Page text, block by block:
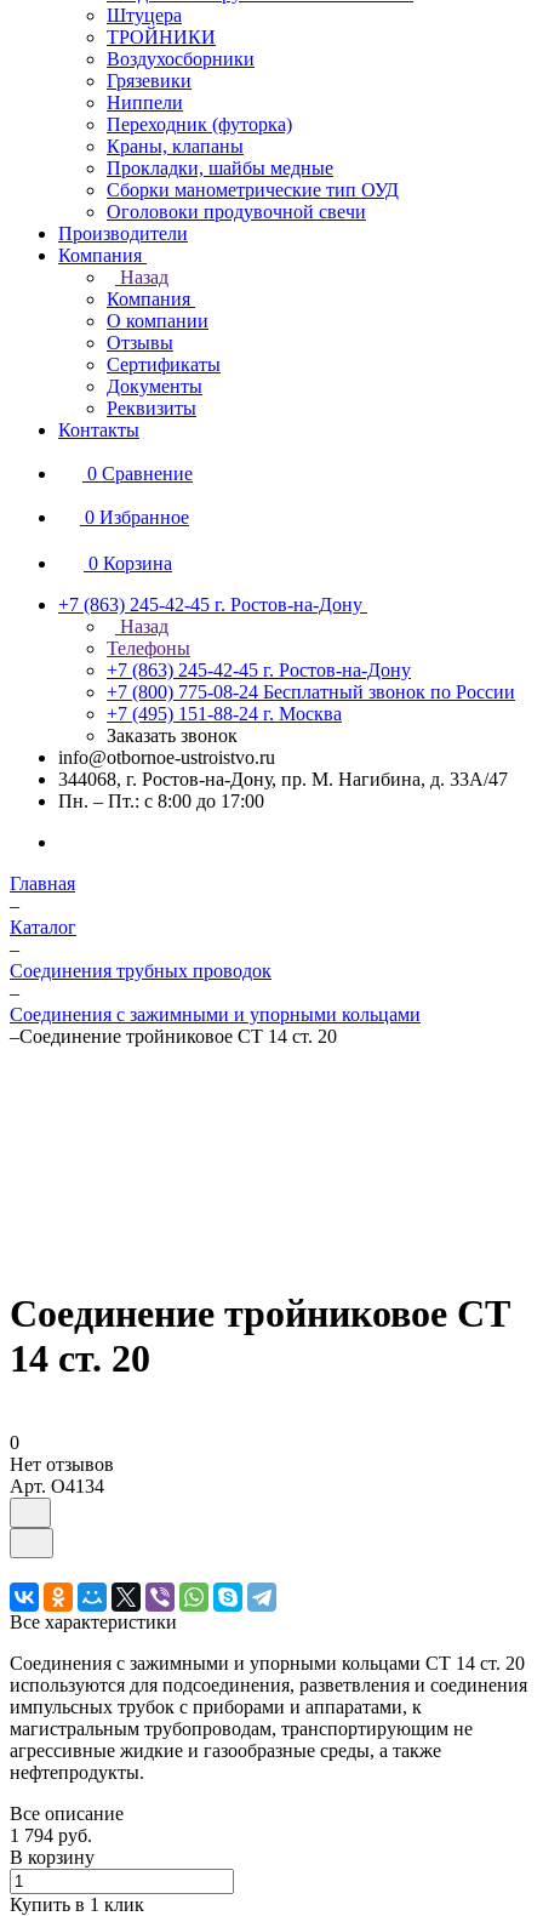
Штуцера
ТРОЙНИКИ
Воздухосборники
Грязевики
Ниппели
Переходник (футорка)
Краны, клапаны
Прокладки, шайбы медные
Сборки манометрические тип ОУД
Оголовоки продувочной свечи
Производители
Компания
Назад
Компания
О компании
Отзывы
Сертификаты
Документы
Реквизиты
Контакты
0 Сравнение
0 Избранное
0 Корзина
+7 (863) 245-42-45 г. Ростов-на-Дону
Назад
Телефоны
+7 (863) 245-42-45 г. Ростов-на-Дону
+7 (800) 775-08-24 Бесплатный звонок по России
+7 (495) 151-88-24 г. Москва
Заказать звонок
info@otbornoe-ustroistvo.ru
344068, г. Ростов-на-Дону, пр. М. Нагибина, д. 33А/47
Пн. – Пт.: с 8:00 до 17:00
Главная
–
Каталог
–
Соединения трубных проводок
–
Соединения с зажимными и упорными кольцами
–Соединение тройниковое СТ 14 ст. 20
Соединение тройниковое СТ
14 ст. 20
0
Нет отзывов
Арт. O4134
Все характеристики
Соединения с зажимными и упорными кольцами СТ 14 ст. 20
используются для подсоединения, разветвления и соединения
импульсных трубок с приборами и аппаратами, к
магистральным трубопроводам, транспортирующим не
агрессивные жидкие и газообразные среды, а также
нефтепродукты.
Все описание
1 794 руб.
В корзину
Купить в 1 клик